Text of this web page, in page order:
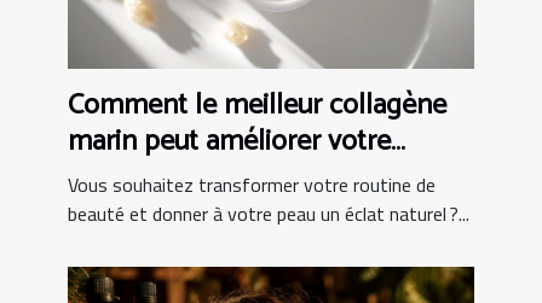
Comment le meilleur collagène
marin peut améliorer votre
routine de beauté
Vous souhaitez transformer votre routine de
beauté et donner à votre peau un éclat naturel ?...